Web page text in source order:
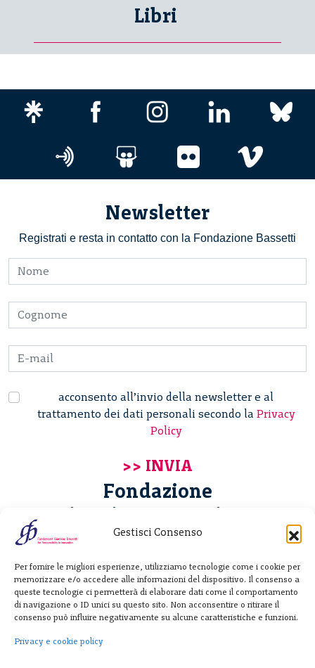
Gestisci Consenso
Per fornire le migliori esperienze, utilizziamo tecnologie come i cookie per
memorizzare e/o accedere alle informazioni del dispositivo. Il consenso a
queste tecnologie ci permetterà di elaborare dati come il comportamento
di navigazione o ID unici su questo sito. Non acconsentire o ritirare il
consenso può influire negativamente su alcune caratteristiche e funzioni.
Privacy e cookie policy
Libri
Newsletter
Registrati e resta in contatto con la Fondazione Bassetti
acconsento all’invio della newsletter e al
trattamento dei dati personali secondo la Privacy
Policy
Fondazione
Giannino Bassetti ETS
20122 Milano - Italia
T. +39 02 781933
F. + 39 02 76392030
info@fondazionebassetti.org